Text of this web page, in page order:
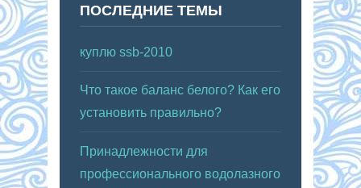
ПОСЛЕДНИЕ ТЕМЫ
куплю ssb-2010
Что такое баланс белого? Как его
установить правильно?
Принадлежности для
профессионального водолазного